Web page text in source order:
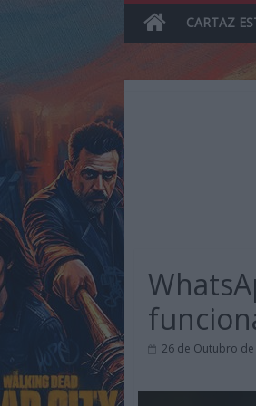
to
content
Reviews
sobre
CARTAZ
26 de Outubro de